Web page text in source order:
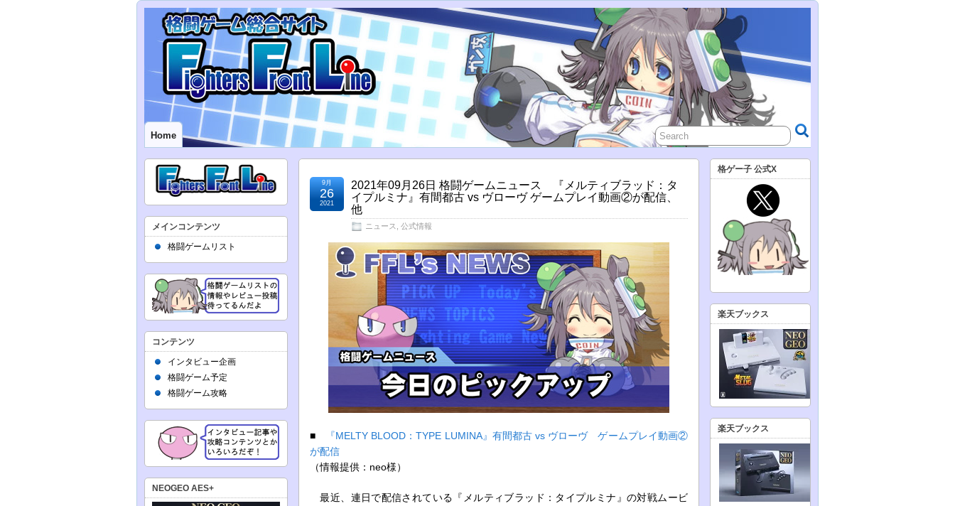
Home
2021年09月26日 格闘ゲームニュース 『メルティブラッド：タ
イプルミナ』有間都古 vs ヴローヴ ゲームプレイ動画②が配信、
他
ニュース 公式情報
9月
26
2021
■
『MELTY BLOOD：TYPE LUMINA』有間都古 vs ヴローヴ ゲームプレイ動画②
が配信
（情報提供：neo様）
最近、連日で配信されている『メルティブラッド：タイプルミナ』の対戦ムービ
メインコンテンツ
格闘ゲームリスト
コンテンツ
インタビュー企画
格闘ゲーム予定
格闘ゲーム攻略
NEOGEO AES+
格ゲー子 公式X
楽天ブックス
楽天ブックス